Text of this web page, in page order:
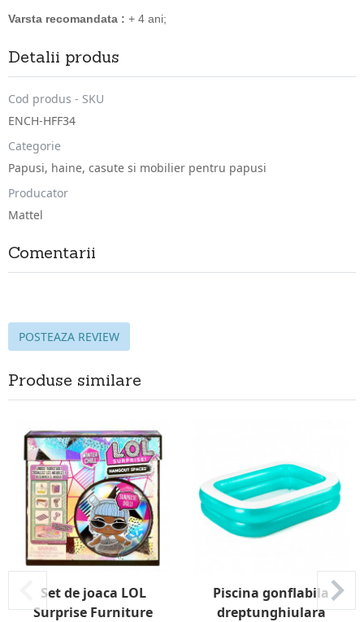
Varsta recomandata : + 4 ani;
Detalii produs
Cod produs - SKU
ENCH-HFF34
Categorie
Papusi, haine, casute si mobilier pentru papusi
Producator
Mattel
Comentarii
POSTEAZA REVIEW
Produse similare
Set de joaca LOL
Surprise Furniture
Piscina gonflabila
dreptunghiulara